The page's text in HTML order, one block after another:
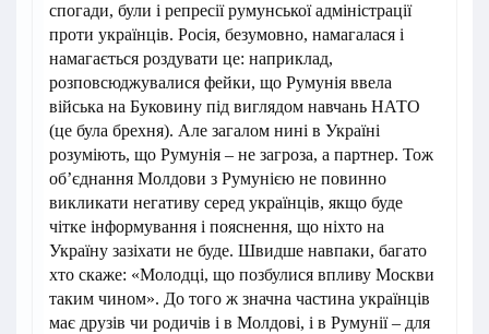
спогади, були і репресії румунської адміністрації
проти українців. Росія, безумовно, намагалася і
намагається роздувати це: наприклад,
розповсюджувалися фейки, що Румунія ввела
війська на Буковину під виглядом навчань НАТО
(це була брехня). Але загалом нині в Україні
розуміють, що Румунія – не загроза, а партнер. Тож
об’єднання Молдови з Румунією не повинно
викликати негативу серед українців, якщо буде
чітке інформування і пояснення, що ніхто на
Україну зазіхати не буде. Швидше навпаки, багато
хто скаже: «Молодці, що позбулися впливу Москви
таким чином». До того ж значна частина українців
має друзів чи родичів і в Молдові, і в Румунії – для